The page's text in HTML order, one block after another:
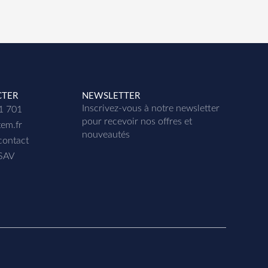
701
NEWSLETTER
Inscrivez-vous à notre newsletter
pour recevoir nos offres et
nouveautés